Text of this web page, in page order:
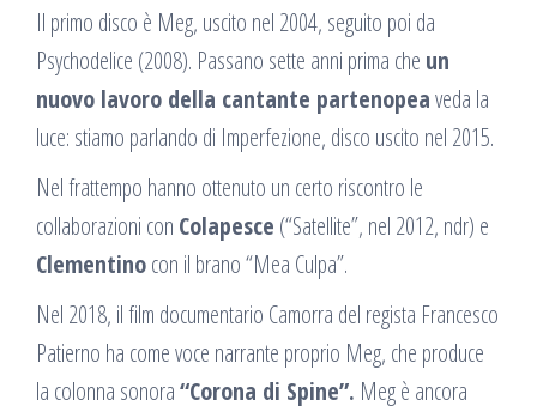
Il primo disco è Meg, uscito nel 2004, seguito poi da
Psychodelice (2008). Passano sette anni prima che un
nuovo lavoro della cantante partenopeaveda la
luce: stiamo parlando di Imperfezione, disco uscito nel 2015.
Nel frattempo hanno ottenuto un certo riscontro le
collaborazioni con Colapesce (“Satellite”, nel 2012, ndr) e
Clementinocon il brano “Mea Culpa”.
Nel 2018, il film documentario Camorra del regista Francesco
Patierno ha come voce narrante proprio Meg, che produce
la colonna sonora“Corona di Spine”. Meg è ancora